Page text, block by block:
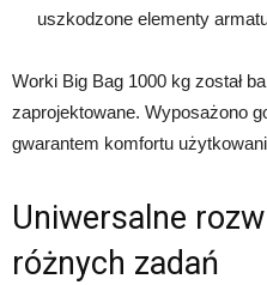
uszkodzone elementy
Worki Big Bag 1000 kg został
zaprojektowane. Wyposażono
gwarantem komfortu
Uniwersalne
różnych zadań